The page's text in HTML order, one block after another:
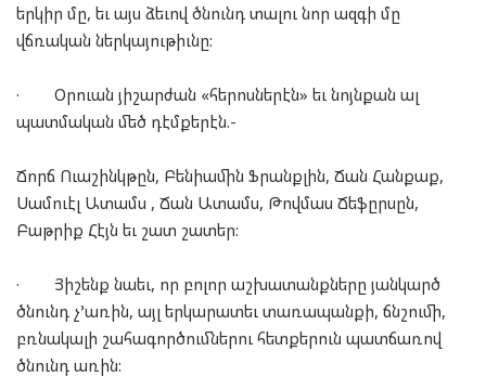
երկիր մը, եւ այս ձեւով ծնունդ տալու նոր ազգի մը
վճռական ներկայութիւնը:
· Օրուան յիշարժան «հերոսներէն» եւ նոյնքան ալ
պատմական մեծ դէմքերէն.-
Ճորճ Ուաշինկթըն, Բենիամին Ֆրանքլին, Ճան Հանքաք,
Սամուէլ Ատամս , Ճան Ատամս, Թովմաս Ճեֆըրսըն,
Բաթրիք Հէյն եւ շատ շատեր:
· Յիշենք նաեւ, որ բոլոր աշխատանքները յանկարծ
ծնունդ չ’առին, այլ երկարատեւ տառապանքի, ճնշումի,
բռնակալի շահագործումներու հետքերուն պատճառով
ծնունդ առին: